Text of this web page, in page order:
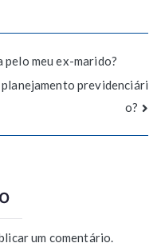
pelo meu ex-marido?
previdenciári
o?
um comentário.